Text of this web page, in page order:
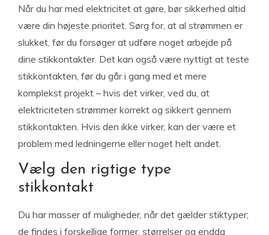
Når du har med elektricitet at gøre, bør sikkerhed altid
være din højeste prioritet. Sørg for, at al strømmen er
slukket, før du forsøger at udføre noget arbejde på
dine stikkontakter. Det kan også være nyttigt at teste
stikkontakten, før du går i gang med et mere
komplekst projekt – hvis det virker, ved du, at
elektriciteten strømmer korrekt og sikkert gennem
stikkontakten. Hvis den ikke virker, kan der være et
problem med ledningerne eller noget helt andet.
Vælg den rigtige type
stikkontakt
Du har masser af muligheder, når det gælder stiktyper;
de findes i forskellige former, størrelser og endda